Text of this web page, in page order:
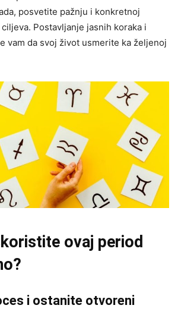
posvetite pažnju i konkretnoj
Postavljanje jasnih koraka i
vam da svoj život usmerite ka željenoj
ovaj period
i ostanite otvoreni